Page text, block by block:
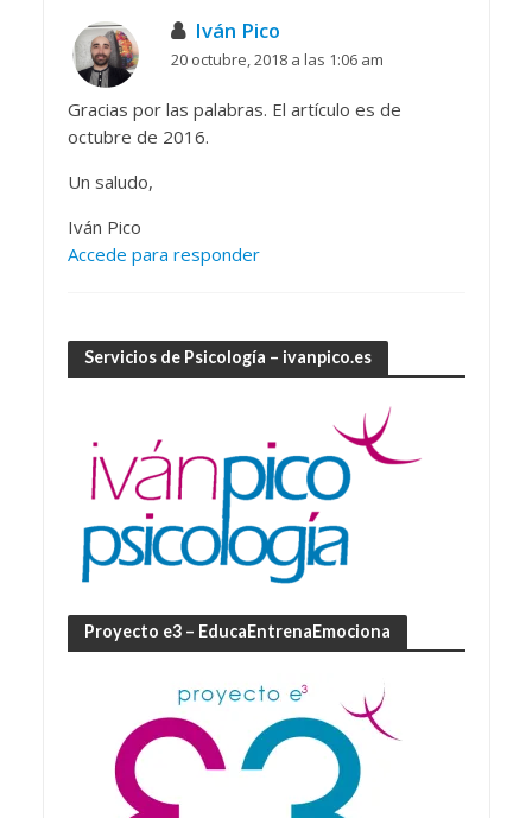
Iván Pico
20 octubre, 2018 a las 1:06 am
Gracias por las palabras. El artículo es de
octubre de 2016.
Un saludo,
Iván Pico
Accede para responder
Servicios de Psicología – ivanpico.es
Proyecto e3 – EducaEntrenaEmociona